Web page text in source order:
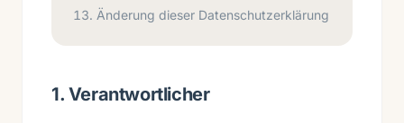
Änderung dieser Datenschutzerklärung
1. Verantwortlicher